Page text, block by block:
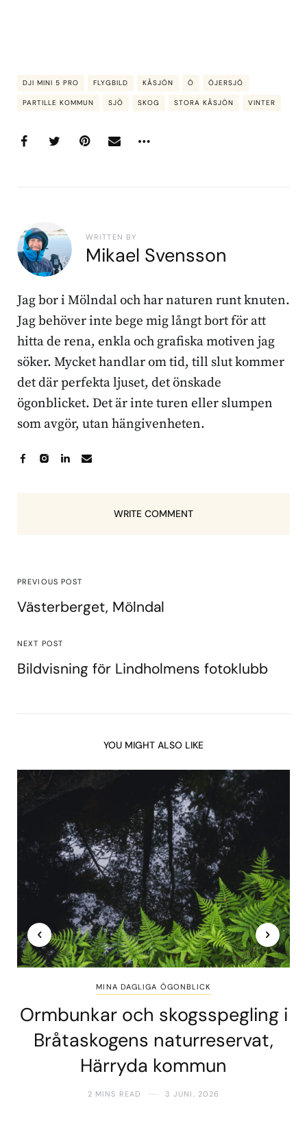
DJI MINI 5 PRO FLYGBILD KÅSJÖN Ö ÖJERSJÖ
PARTILLE KOMMUN SJÖ SKOG STORA KÅSJÖN VINTER
WRITTEN BY
Mikael Svensson
Jag bor i Mölndal och har naturen runt knuten.
Jag behöver inte bege mig långt bort för att
hitta de rena, enkla och grafiska motiven jag
söker. Mycket handlar om tid, till slut kommer
det där perfekta ljuset, det önskade
ögonblicket. Det är inte turen eller slumpen
som avgör, utan hängivenheten.
WRITE COMMENT
PREVIOUS POST
Västerberget, Mölndal
NEXT POST
Bildvisning för Lindholmens fotoklubb
YOU MIGHT ALSO LIKE
MINA DAGLIGA ÖGONBLICK
Ormbunkar och skogsspegling i
Bråtaskogens naturreservat,
Härryda kommun
2 MINS READ 3 JUNI, 2026